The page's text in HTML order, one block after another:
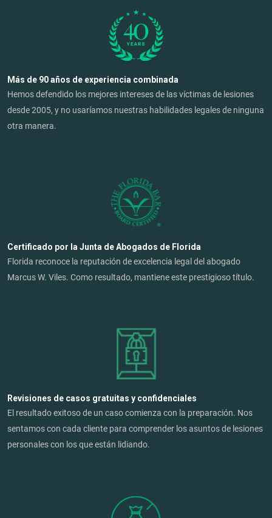
Más de 90 años de experiencia combinada
Hemos defendido los mejores intereses de las víctimas de lesiones
desde 2005, y no usaríamos nuestras habilidades legales de ninguna
otra manera.
Certificado por la Junta de Abogados de Florida
Florida reconoce la reputación de excelencia legal del abogado
Marcus W. Viles. Como resultado, mantiene este prestigioso título.
Revisiones de casos gratuitas y confidenciales
El resultado exitoso de un caso comienza con la preparación. Nos
sentamos con cada cliente para comprender los asuntos de lesiones
personales con los que están lidiando.